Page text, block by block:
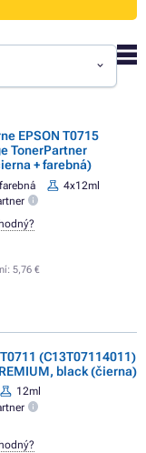
EPSON T0715
TonerPartner
+ farebná)
4x12ml
5,76 €
(C13T07114011)
black (čierna)
12ml